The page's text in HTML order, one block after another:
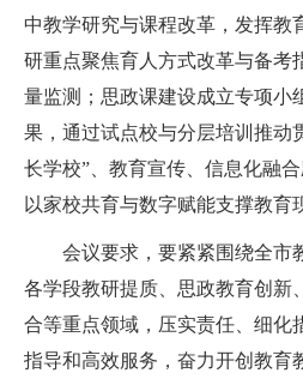
中教学研究与课程改革，发挥教
研重点聚焦育人方式改革与备考
量监测；思政课建设成立专项小
果，通过试点校与分层培训推动
长学校”、教育宣传、信息化融
以家校共育与数字赋能支撑教育
会议要求，要紧紧围绕全市
各学段教研提质、思政教育创新
合等重点领域，压实责任、细化
指导和高效服务，奋力开创教育